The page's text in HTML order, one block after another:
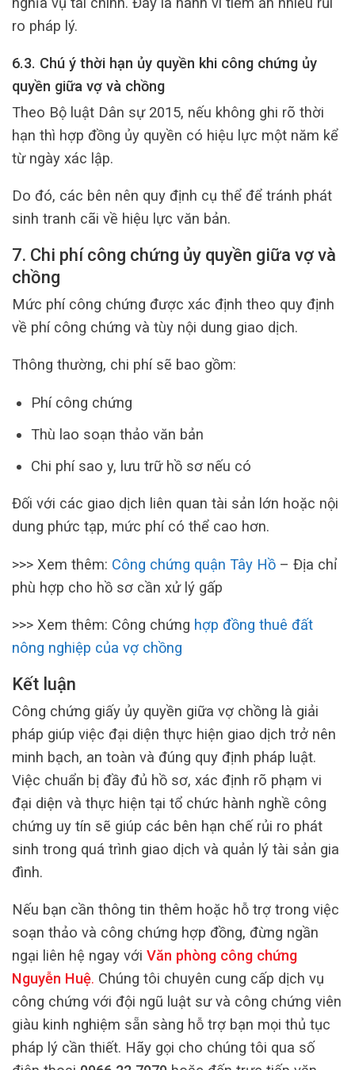
ro pháp lý.
6.3. Chú ý thời hạn ủy quyền khi công chứng ủy
quyền giữa vợ và chồng
Theo Bộ luật Dân sự 2015, nếu không ghi rõ thời
hạn thì hợp đồng ủy quyền có hiệu lực một năm kể
từ ngày xác lập.
Do đó, các bên nên quy định cụ thể để tránh phát
sinh tranh cãi về hiệu lực văn bản.
7. Chi phí công chứng ủy quyền giữa vợ và
chồng
Mức phí công chứng được xác định theo quy định
về phí công chứng và tùy nội dung giao dịch.
Thông thường, chi phí sẽ bao gồm:
Phí công chứng
Thù lao soạn thảo văn bản
Chi phí sao y, lưu trữ hồ sơ nếu có
Đối với các giao dịch liên quan tài sản lớn hoặc nội
dung phức tạp, mức phí có thể cao hơn.
>>> Xem thêm: Công chứng quận Tây Hồ – Địa chỉ
phù hợp cho hồ sơ cần xử lý gấp
>>> Xem thêm: Công chứng hợp đồng thuê đất
nông nghiệp của vợ chồng
Kết luận
Công chứng giấy ủy quyền giữa vợ chồng là giải
pháp giúp việc đại diện thực hiện giao dịch trở nên
minh bạch, an toàn và đúng quy định pháp luật.
Việc chuẩn bị đầy đủ hồ sơ, xác định rõ phạm vi
đại diện và thực hiện tại tổ chức hành nghề công
chứng uy tín sẽ giúp các bên hạn chế rủi ro phát
sinh trong quá trình giao dịch và quản lý tài sản gia
đình.
Nếu bạn cần thông tin thêm hoặc hỗ trợ trong việc
soạn thảo và công chứng hợp đồng, đừng ngần
ngại liên hệ ngay với Văn phòng công chứng
Nguyễn Huệ. Chúng tôi chuyên cung cấp dịch vụ
công chứng với đội ngũ luật sư và công chứng viên
giàu kinh nghiệm sẵn sàng hỗ trợ bạn mọi thủ tục
pháp lý cần thiết. Hãy gọi cho chúng tôi qua số